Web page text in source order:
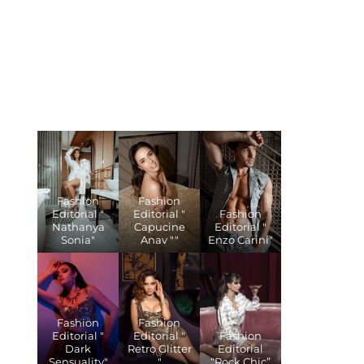
Fashion
Editorial "
Nathanya
Sonia"
Fashion
Editorial "
Capucine
Anav ""
Fashion
Editorial "
Enzo Carini"
Fashion
Editorial "
Dark
Sensuality"
Fashion
Editorial "
Retro Glitter
"
Fashion
Editorial
“Rock Chic”